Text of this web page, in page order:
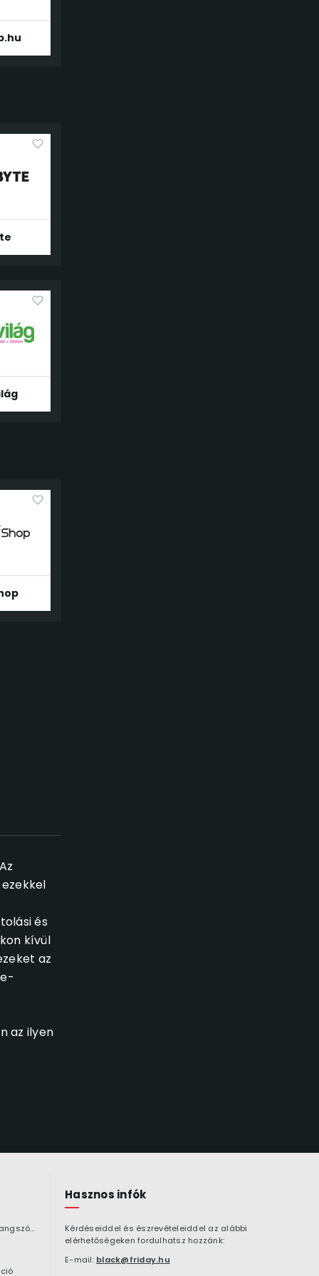
és
kívül
az
az ilyen
Bluetooth hangszóró
Hasznos infók
Kérdéseiddel és észrevételeiddel az alábbi
elérhetőségeken fordulhatsz hozzánk:
E-mail: black@friday.hu